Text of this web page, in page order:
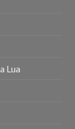
Lua